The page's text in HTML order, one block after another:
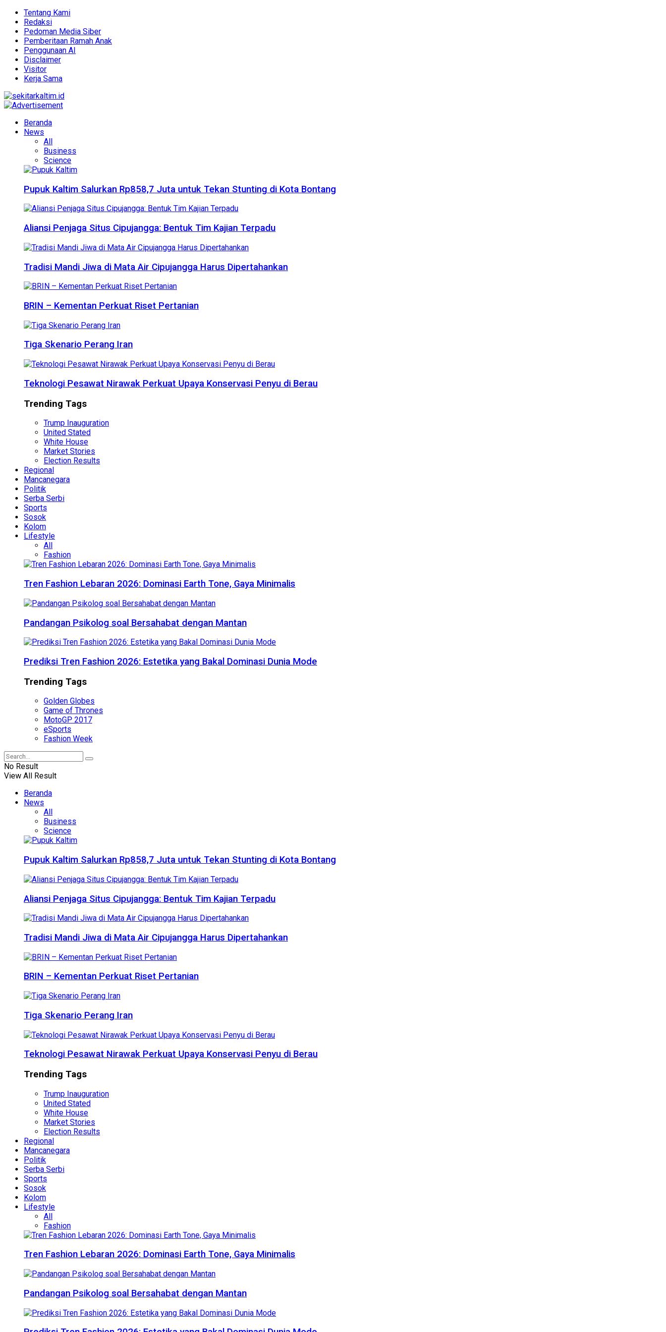
Tentang Kami
Redaksi
Pedoman Media Siber
Pemberitaan Ramah Anak
Penggunaan AI
Disclaimer
Visitor
Kerja Sama
Beranda
News
All
Business
Science
Pupuk Kaltim Salurkan Rp858,7 Juta untuk Tekan Stunting di Kota Bontang
Aliansi Penjaga Situs Cipujangga: Bentuk Tim Kajian Terpadu
Tradisi Mandi Jiwa di Mata Air Cipujangga Harus Dipertahankan
BRIN – Kementan Perkuat Riset Pertanian
Tiga Skenario Perang Iran
Teknologi Pesawat Nirawak Perkuat Upaya Konservasi Penyu di Berau
Trending Tags
Trump Inauguration
United Stated
White House
Market Stories
Election Results
Regional
Mancanegara
Politik
Serba Serbi
Sports
Sosok
Kolom
Lifestyle
All
Fashion
Tren Fashion Lebaran 2026: Dominasi Earth Tone, Gaya Minimalis
Pandangan Psikolog soal Bersahabat dengan Mantan
Prediksi Tren Fashion 2026: Estetika yang Bakal Dominasi Dunia Mode
Trending Tags
Golden Globes
Game of Thrones
MotoGP 2017
eSports
Fashion Week
No Result
View All Result
Beranda
News
All
Business
Science
Pupuk Kaltim Salurkan Rp858,7 Juta untuk Tekan Stunting di Kota Bontang
Aliansi Penjaga Situs Cipujangga: Bentuk Tim Kajian Terpadu
Tradisi Mandi Jiwa di Mata Air Cipujangga Harus Dipertahankan
BRIN – Kementan Perkuat Riset Pertanian
Tiga Skenario Perang Iran
Teknologi Pesawat Nirawak Perkuat Upaya Konservasi Penyu di Berau
Trending Tags
Trump Inauguration
United Stated
White House
Market Stories
Election Results
Regional
Mancanegara
Politik
Serba Serbi
Sports
Sosok
Kolom
Lifestyle
All
Fashion
Tren Fashion Lebaran 2026: Dominasi Earth Tone, Gaya Minimalis
Pandangan Psikolog soal Bersahabat dengan Mantan